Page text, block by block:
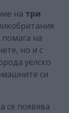
на три
на
но и с
уелско
си
се появява